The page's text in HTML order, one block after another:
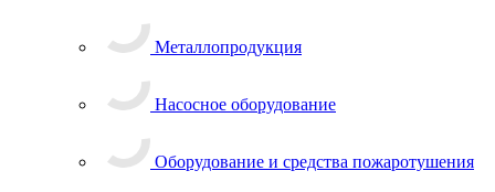
Металлопродукция
Насосное оборудование
Оборудование и средства пожаротушения